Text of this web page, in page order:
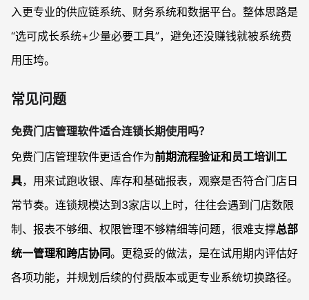
入更专业的供应链系统、财务系统和数据平台。整体思路是
“选可成长系统+少量必要工具”，避免还没赚钱就被系统费
用压垮。
常见问题
免费门店管理软件适合连锁长期使用吗？
免费门店管理软件更适合作为前期流程验证和员工培训工
具，用来试跑收银、库存和基础报表，观察是否符合门店日
常节奏。连锁规模达到3家店以上时，往往会遇到门店数限
制、报表不够细、权限管理不够精细等问题，很难支撑总部
统一管理和跨店协同。更稳妥的做法，是在试用期内评估好
各项功能，并规划后续的付费版本或更专业系统切换路径。